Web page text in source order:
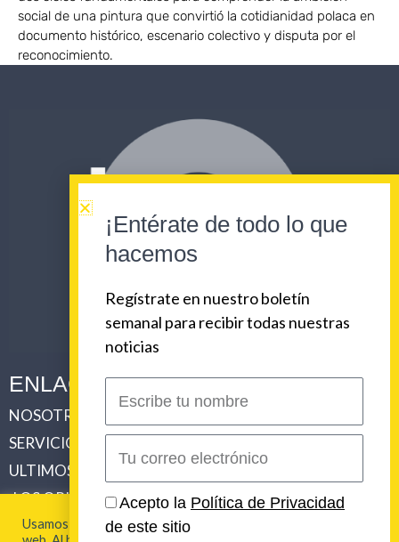
social de una pintura que convirtió la cotidianidad polaca en
documento histórico, escenario colectivo y disputa por el
reconocimiento.
ENLACES CORPORATIVOS
NOSOTROS
SERVICIOS
ULTIMOS TRABAJOS
LOS ORIGENES DE URBAN BEAT
CONTACTO
Usamos cookies para brindarte la mejor experiencia en esta
¡Entérate de todo lo que
hacemos
Regístrate en nuestro boletín
semanal para recibir todas nuestras
noticias
nombre
electrónico
Acepto la Política de Privacidad
de este sitio